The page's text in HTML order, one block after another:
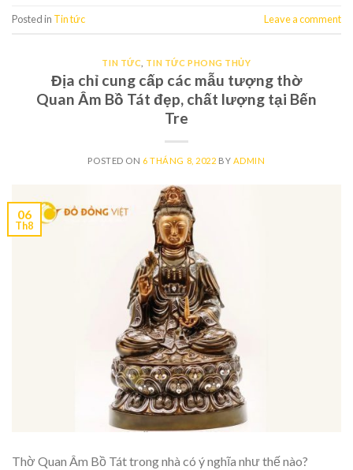
Posted in Tin tức Leave a comment
TIN TỨC TIN TỨC PHONG THỦY
Địa chỉ cung cấp các mẫu tượng thờ
Quan Âm Bồ Tát đẹp, chất lượng tại Bến
Tre
POSTED ON 6 THÁNG 8, 2022 BY ADMIN
06
Th8
Thờ Quan Âm Bồ Tát trong nhà có ý nghĩa như thế nào?